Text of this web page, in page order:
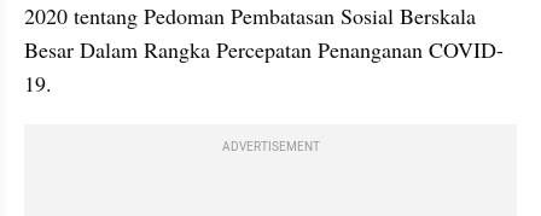
2020 tentang Pedoman Pembatasan Sosial Berskala
Besar Dalam Rangka Percepatan Penanganan COVID-
19.
ADVERTISEMENT